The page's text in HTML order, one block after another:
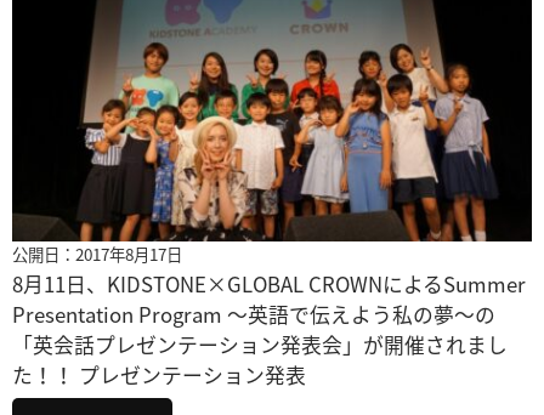
公開日：2017年8月17日
8月11日、KIDSTONE×GLOBAL CROWNによるSummer
Presentation Program ～英語で伝えよう私の夢～の
「英会話プレゼンテーション発表会」が開催されまし
た！！ プレゼンテーション発表